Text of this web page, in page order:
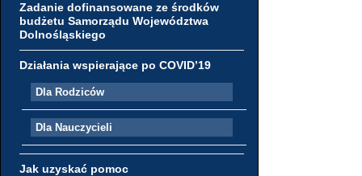
Zadanie dofinansowane ze środków
budżetu Samorządu Województwa
Dolnośląskiego
Działania wspierające po COVID’19
Dla Rodziców
Dla Nauczycieli
Jak uzyskać pomoc